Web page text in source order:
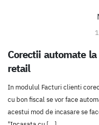
Corectii automate
retail
In modulul Facturi clienti
cu bon fiscal se vor face
acestui mod de incasare se